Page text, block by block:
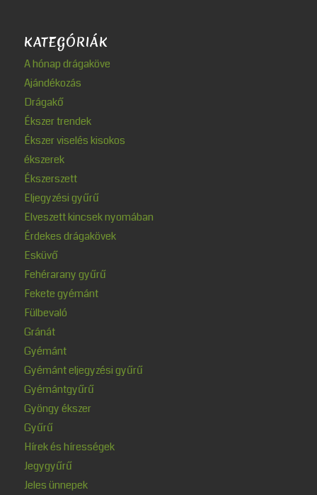
KATEGÓRIÁK
A hónap drágaköve
Ajándékozás
Drágakő
Ékszer trendek
Ékszer viselés kisokos
ékszerek
Ékszerszett
Eljegyzési gyűrű
Elveszett kincsek nyomában
Érdekes drágakövek
Esküvő
Fehérarany gyűrű
Fekete gyémánt
Fülbevaló
Gránát
Gyémánt
Gyémánt eljegyzési gyűrű
Gyémántgyűrű
Gyöngy ékszer
Gyűrű
Hírek és hírességek
Jegygyűrű
Jeles ünnepek